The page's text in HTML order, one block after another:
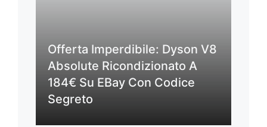
Offerta Imperdibile: Dyson V8
Absolute Ricondizionato A
184€ Su EBay Con Codice
Segreto